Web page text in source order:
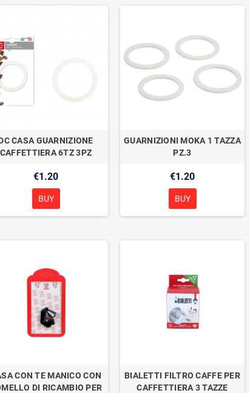
CASA GUARNIZIONE
CAFFETTIERA 6TZ 3PZ
€1.20
BUY
GUARNIZIONI MOKA 1 TAZZA
PZ.3
€1.20
BUY
CON TE MANICO CON
DI RICAMBIO PER
BIALETTI FILTRO CAFFE PER
CAFFETTIERA 3 TAZZE